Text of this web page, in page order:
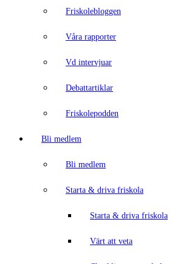
Friskolebloggen
Våra rapporter
Vd intervjuar
Debattartiklar
Friskolepodden
Bli medlem
Bli medlem
Starta & driva friskola
Starta & driva friskola
Värt att veta